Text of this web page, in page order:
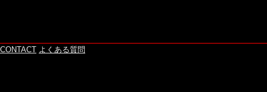
CONTACT よくある質問